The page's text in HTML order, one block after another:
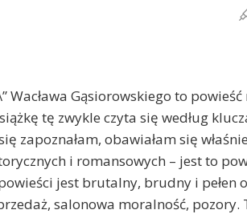
Wacława Gąsiorowskiego to
tę zwykle czyta się według
zapoznałam, obawiałam się
i romansowych – jest to
jest brutalny, brudny i pełen
salonowa moralność,